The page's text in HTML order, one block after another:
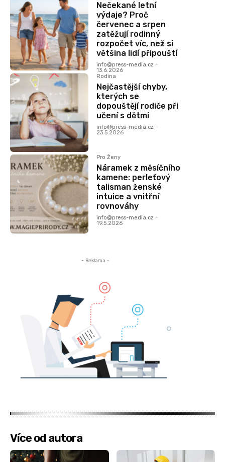
Nečekané letní
výdaje? Proč
červenec a srpen
zatěžují rodinný
rozpočet víc, než si
většina lidí připouští
info@press-media.cz -
13.6.2026
Rodina
Nejčastější chyby,
kterých se
dopouštějí rodiče při
učení s dětmi
info@press-media.cz -
23.5.2026
Pro Ženy
Náramek z měsíčního
kamene: perleťový
talisman ženské
intuice a vnitřní
rovnováhy
info@press-media.cz -
19.5.2026
- Reklama -
Více od autora